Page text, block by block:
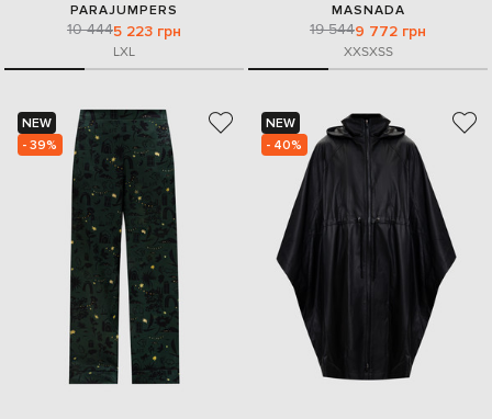
PARAJUMPERS
10 4445 223 грн
LXL
MASNADA
19 5449 772 грн
XXSXSS
NEW
- 39%
NEW
- 40%